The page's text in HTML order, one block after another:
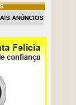
ANÚNCIOS